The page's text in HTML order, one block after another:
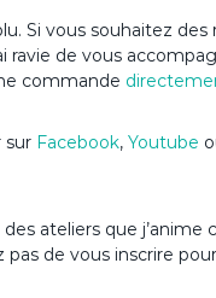
Si vous souhaitez
ravie de vous
commande
sur Facebook, Youtube
ateliers que
pas de vous inscrire